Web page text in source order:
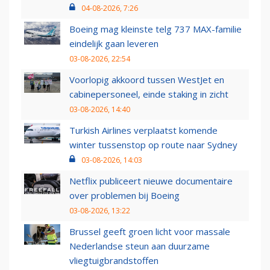
04-08-2026, 7:26
Boeing mag kleinste telg 737 MAX-familie
eindelijk gaan leveren
03-08-2026, 22:54
Voorlopig akkoord tussen WestJet en
cabinepersoneel, einde staking in zicht
03-08-2026, 14:40
Turkish Airlines verplaatst komende
winter tussenstop op route naar Sydney
03-08-2026, 14:03
Netflix publiceert nieuwe documentaire
over problemen bij Boeing
03-08-2026, 13:22
Brussel geeft groen licht voor massale
Nederlandse steun aan duurzame
vliegtuigbrandstoffen